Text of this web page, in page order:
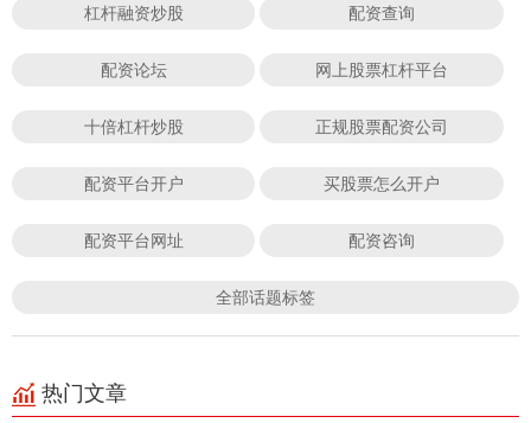
杠杆融资炒股 配资查询
配资论坛 网上股票杠杆平台
十倍杠杆炒股 正规股票配资公司
配资平台开户 买股票怎么开户
配资平台网址 配资咨询
全部话题标签
热门文章